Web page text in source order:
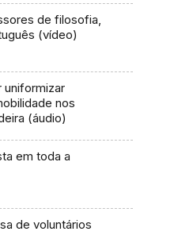
de filosofia,
(vídeo)
uniformizar
nos
(áudio)
em toda a
de voluntários